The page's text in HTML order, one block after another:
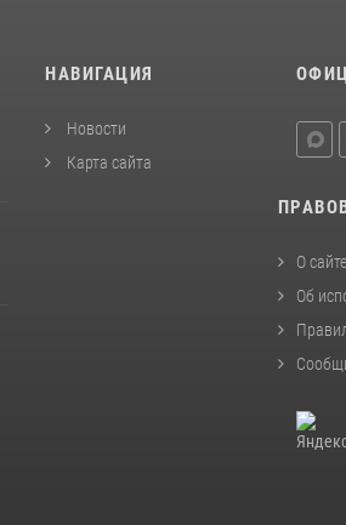
НАВИГАЦИЯ
Новости
Карта сайта
О сайте
Об